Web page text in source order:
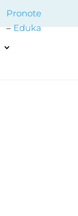
Pronote
–Eduka